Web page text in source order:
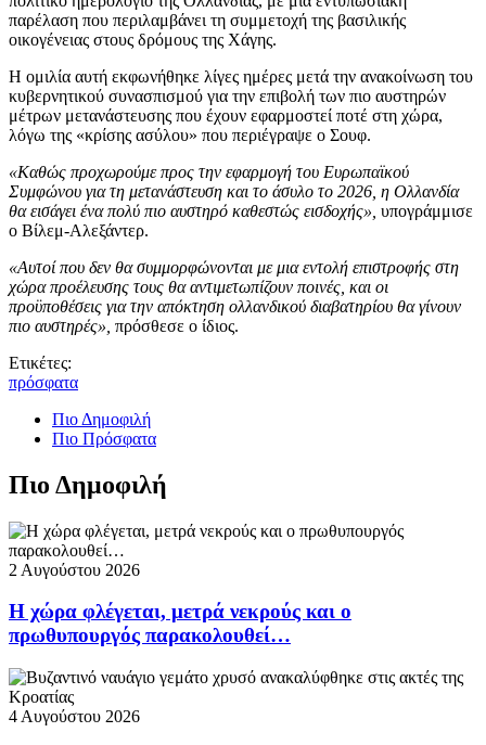
παρέλαση που περιλαμβάνει τη συμμετοχή της βασιλικής
οικογένειας στους δρόμους της Χάγης.
Η ομιλία αυτή εκφωνήθηκε λίγες ημέρες μετά την ανακοίνωση του
κυβερνητικού συνασπισμού για την επιβολή των πιο αυστηρών
μέτρων μετανάστευσης που έχουν εφαρμοστεί ποτέ στη χώρα,
λόγω της «κρίσης ασύλου» που περιέγραψε ο Σουφ.
«Καθώς προχωρούμε προς την εφαρμογή του Ευρωπαϊκού
Συμφώνου για τη μετανάστευση και το άσυλο το 2026, η Ολλανδία
θα εισάγει ένα πολύ πιο αυστηρό καθεστώς εισδοχής», υπογράμμισε
ο Βίλεμ-Αλεξάντερ.
«Αυτοί που δεν θα συμμορφώνονται με μια εντολή επιστροφής στη
χώρα προέλευσης τους θα αντιμετωπίζουν ποινές, και οι
προϋποθέσεις για την απόκτηση ολλανδικού διαβατηρίου θα γίνουν
πιο αυστηρές», πρόσθεσε ο ίδιος.
Ετικέτες:
πρόσφατα
Πιο Δημοφιλή
Πιο Πρόσφατα
Πιο Δημοφιλή
2 Αυγούστου 2026
Η χώρα φλέγεται, μετρά νεκρούς και ο
πρωθυπουργός παρακολουθεί…
4 Αυγούστου 2026